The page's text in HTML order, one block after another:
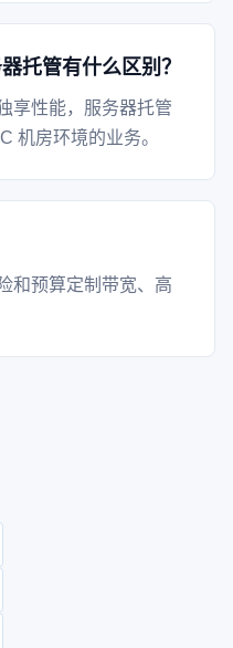
托管有什么区别？
享性能，服务器托管
机房环境的业务。
和预算定制带宽、高